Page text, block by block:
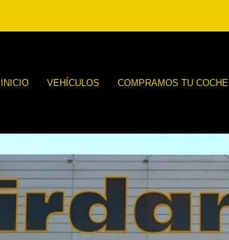
INICIO VEHÍCULOS COMPRAMOS TU COCHE